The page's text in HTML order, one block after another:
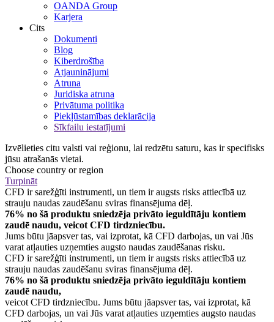
OANDA Group
Karjera
Cits
Dokumenti
Blog
Kiberdrošība
Atjauninājumi
Atruna
Juridiska atruna
Privātuma politika
Piekļūstamības deklarācija
Sīkfailu iestatījumi
Izvēlieties citu valsti vai reģionu, lai redzētu saturu, kas ir specifisks
jūsu atrašanās vietai.
Choose country or region
Turpināt
CFD ir sarežģīti instrumenti, un tiem ir augsts risks attiecībā uz
strauju naudas zaudēšanu sviras finansējuma dēļ.
76% no šā produktu sniedzēja privāto ieguldītāju kontiem
zaudē naudu, veicot CFD tirdzniecību.
Jums būtu jāapsver tas, vai izprotat, kā CFD darbojas, un vai Jūs
varat atļauties uzņemties augsto naudas zaudēšanas risku.
CFD ir sarežģīti instrumenti, un tiem ir augsts risks attiecībā uz
strauju naudas zaudēšanu sviras finansējuma dēļ.
76% no šā produktu sniedzēja privāto ieguldītāju kontiem
zaudē naudu,
veicot CFD tirdzniecību. Jums būtu jāapsver tas, vai izprotat, kā
CFD darbojas, un vai Jūs varat atļauties uzņemties augsto naudas